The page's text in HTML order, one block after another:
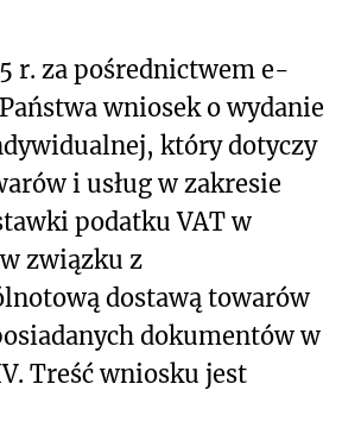
r. za pośrednictwem e-
Państwa wniosek o wydanie
który dotyczy
i usług w zakresie
podatku VAT w
związku z
dostawą towarów
dokumentów w
Treść wniosku jest